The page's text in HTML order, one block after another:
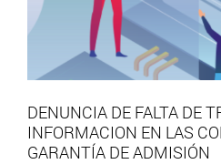
DENUNCIA DE FALTA DE
INFORMACION EN LAS
GARANTÍA DE ADMISIÓN